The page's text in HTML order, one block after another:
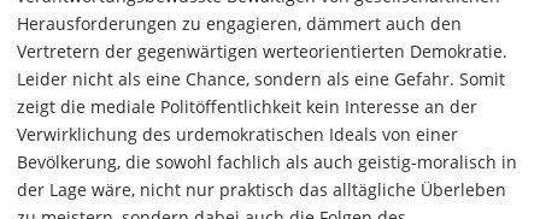
Herausforderungen zu engagieren, dämmert auch den
Vertretern der gegenwärtigen werteorientierten Demokratie.
Leider nicht als eine Chance, sondern als eine Gefahr. Somit
zeigt die mediale Politöffentlichkeit kein Interesse an der
Verwirklichung des urdemokratischen Ideals von einer
Bevölkerung, die sowohl fachlich als auch geistig-moralisch in
der Lage wäre, nicht nur praktisch das alltägliche Überleben